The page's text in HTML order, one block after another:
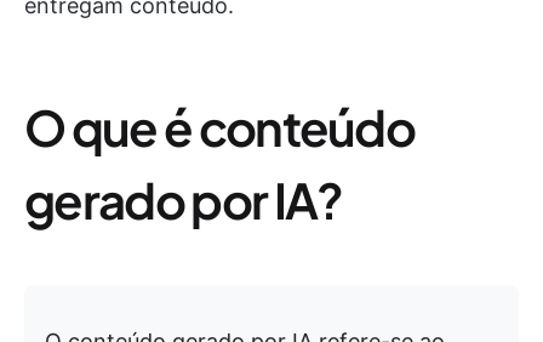
entregam conteúdo.
O que é conteúdo
gerado por IA?